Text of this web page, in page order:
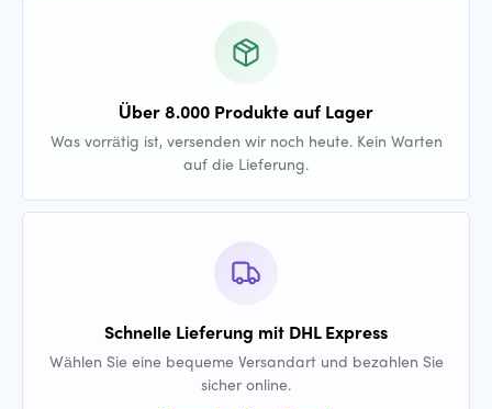
Über 8.000 Produkte auf Lager
Was vorrätig ist, versenden wir noch heute. Kein Warten
auf die Lieferung.
Schnelle Lieferung mit DHL Express
Wählen Sie eine bequeme Versandart und bezahlen Sie
sicher online.